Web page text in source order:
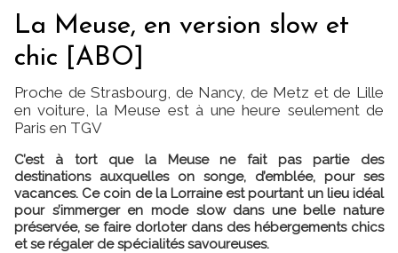
La Meuse, en version slow et
chic [ABO]
Proche de Strasbourg, de Nancy, de Metz et de Lille
en voiture, la Meuse est à une heure seulement de
Paris en TGV
C’est à tort que la Meuse ne fait pas partie des
destinations auxquelles on songe, d’emblée, pour ses
vacances. Ce coin de la Lorraine est pourtant un lieu idéal
pour s’immerger en mode slow dans une belle nature
préservée, se faire dorloter dans des hébergements chics
et se régaler de spécialités savoureuses.